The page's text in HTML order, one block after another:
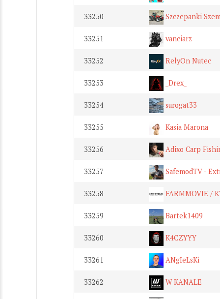
33250 Szczepanki
33251 vanciarz
33252 RelyOn Nutec
33253 _Drex_
33254 surogat33
33255 Kasia Marona
33256 Adixo Carp
33257 SafemodTV -
33258 FARMMOVIE /
33259 Bartek1409
33260 K4CZYYY
33261 ANgIeLsKi
33262 W KANALE